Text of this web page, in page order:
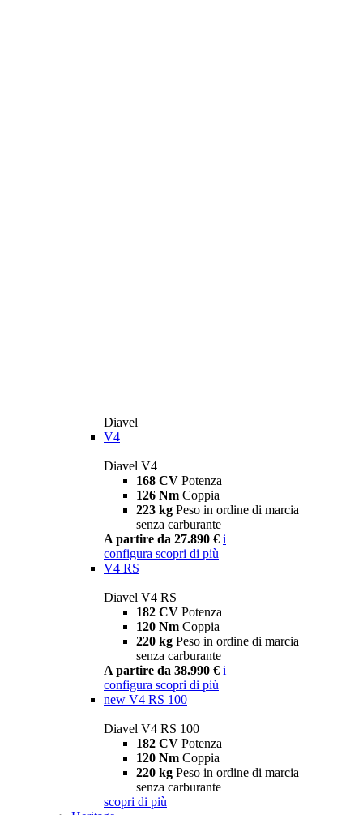
Diavel
V4
Diavel V4
168 CV Potenza
126 Nm Coppia
223 kg Peso in ordine di marcia
senza carburante
A partire da 27.890 € i
configura scopri di più
V4 RS
Diavel V4 RS
182 CV Potenza
120 Nm Coppia
220 kg Peso in ordine di marcia
senza carburante
A partire da 38.990 € i
configura scopri di più
new V4 RS 100
Diavel V4 RS 100
182 CV Potenza
120 Nm Coppia
220 kg Peso in ordine di marcia
senza carburante
scopri di più